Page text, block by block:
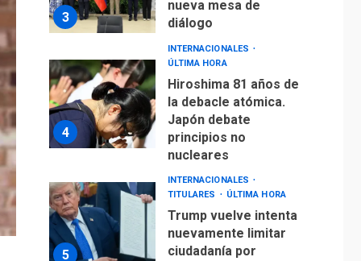
4
INTERNACIONALES
ÚLTIMA HORA
Hiroshima 81 años de
la debacle atómica.
Japón debate
principios no
nucleares
5
INTERNACIONALES
TITULARES
ÚLTIMA HORA
Trump vuelve intenta
nuevamente limitar
ciudadanía por
nacimiento
GUERRA EN EL MUNDO